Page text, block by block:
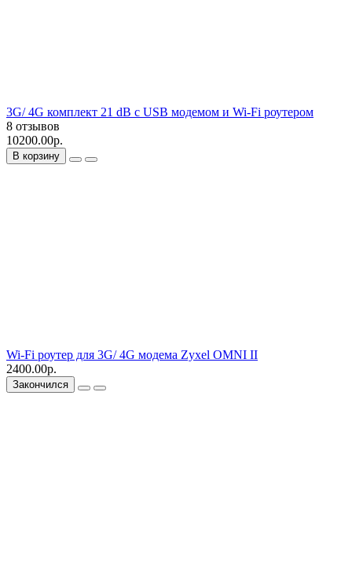
3G/ 4G комплект 21 dB с USB модемом и Wi-Fi роутером
8 отзывов
10200.00р.
В корзину
Wi-Fi роутер для 3G/ 4G модема Zyxel OMNI II
2400.00р.
Закончился